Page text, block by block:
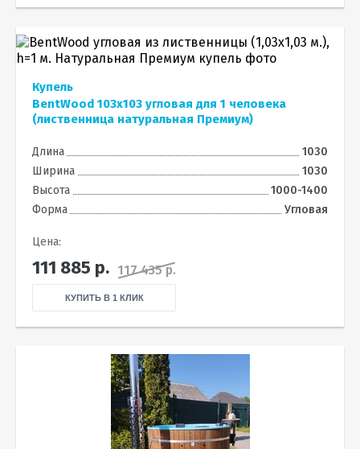
Купель
BentWood 103х103 угловая для 1 человека
(лиственница натуральная Премиум)
Длина
1030
Ширина
1030
Высота
1000-1400
Форма
Угловая
Цена:
111 885 р. 117 435 р.
КУПИТЬ В 1 КЛИК